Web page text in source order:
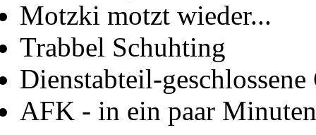
Motzki motzt wieder...
Trabbel Schuhting
Dienstabteil-geschlossene
AFK - in ein paar